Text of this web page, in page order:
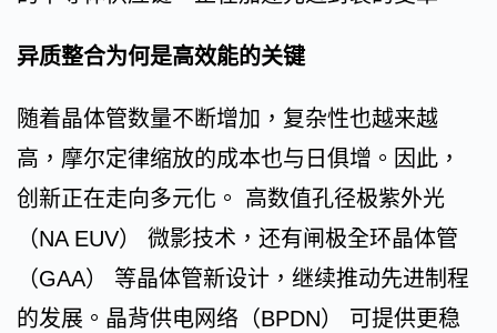
异质整合为何是高效能的关键
随着晶体管数量不断增加，复杂性也越来越
高，摩尔定律缩放的成本也与日俱增。因此，
创新正在走向多元化。 高数值孔径极紫外光
（NA EUV） 微影技术，还有闸极全环晶体管
（GAA） 等晶体管新设计，继续推动先进制程
的发展。晶背供电网络（BPDN） 可提供更稳